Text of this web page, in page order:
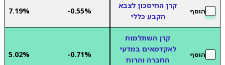
הוסף
קרן החיסכון לצבא
הקבע כללי
-0.55%
7.19%
הוסף
קרן השתלמות
לאקדמאים במדעי
החברה והרוח
-0.71%
5.02%